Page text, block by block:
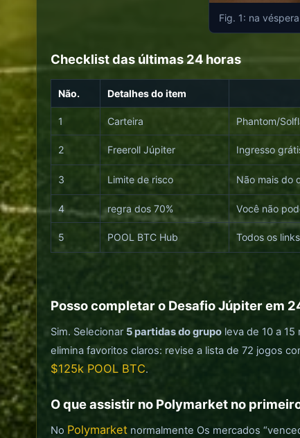
Fig. 1: na
Checklist das últimas 24 horas
Não. Detalhes do item
1 Carteira Phantom/
2 Freeroll Júpiter Ingresso
3 Limite de risco Não mais do
4 regra dos 70% Você não
5 POOL BTC Hub Todos os
Posso completar o Desafio Júpiter em
Sim. Selecionar 5 partidas do grupo leva de 10 a
elimina favoritos claros: revise a lista de 72 jogos
$125k POOL BTC.
O que assistir no Polymarket no
No Polymarket normalmente Os mercados